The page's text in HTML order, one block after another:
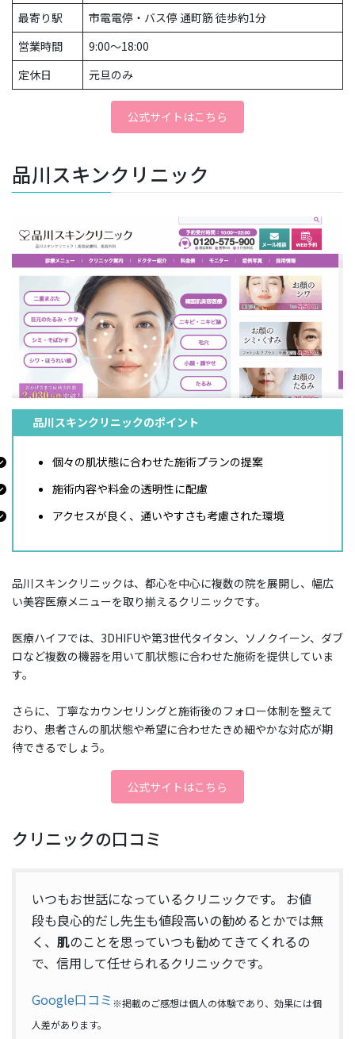
最寄り駅
市電電停・バス停 通町筋 徒歩約1分
営業時間
9:00〜18:00
定休日
元旦のみ
公式サイトはこちら
品川スキンクリニック
品川スキンクリニックのポイント
個々の肌状態に合わせた施術プランの提案
施術内容や料金の透明性に配慮
アクセスが良く、通いやすさも考慮された環境
品川スキンクリニックは、都心を中心に複数の院を展開し、幅広
い美容医療メニューを取り揃えるクリニックです。
医療ハイフでは、3DHIFUや第3世代タイタン、ソノクイーン、ダブ
ロなど複数の機器を用いて肌状態に合わせた施術を提供していま
す。
さらに、丁寧なカウンセリングと施術後のフォロー体制を整えて
おり、患者さんの肌状態や希望に合わせたきめ細やかな対応が期
待できるでしょう。
公式サイトはこちら
クリニックの口コミ
いつもお世話になっているクリニックです。 お値
段も良心的だし先生も値段高いの勧めるとかでは無
く、 肌のことを思っていつも勧めてきてくれるの
で、信用して任せられるクリニックです。
Google口コミ ※掲載のご感想は個人の体験であり、効果には個
人差があります。